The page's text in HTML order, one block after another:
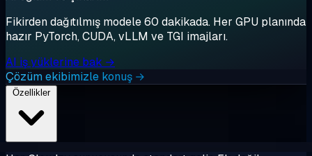
Fikirden dağıtılmış modele 60 dakikada. Her GPU planında
hazır PyTorch, CUDA, vLLM ve TGI imajları.
AI iş yüklerine bak →
Çözüm ekibimizle konuş →
Özellikler